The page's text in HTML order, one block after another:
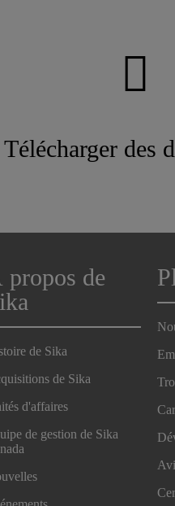
Télécharger des
propos de
de Sika
de Sika
d'affaires
de gestion de Sika